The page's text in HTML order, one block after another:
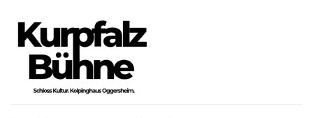
Haupt-
Inhalt
springen
Kurpfalz
Bühne